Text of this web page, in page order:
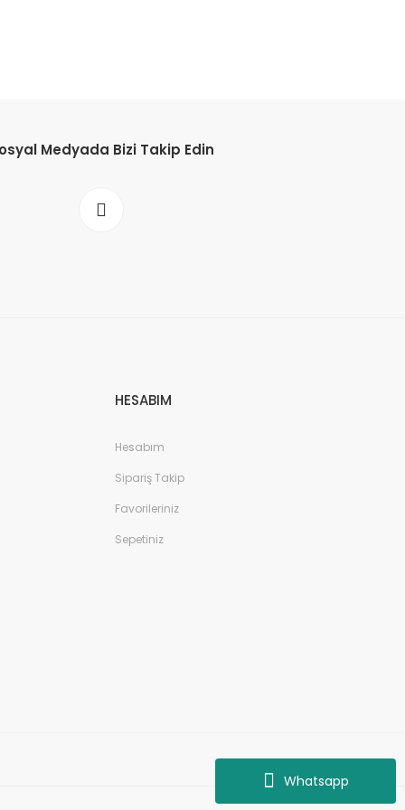
Whatsapp
Medyada Bizi Takip Edin
HESABIM
Hesabım
Sipariş Takip
Favorileriniz
Sepetiniz